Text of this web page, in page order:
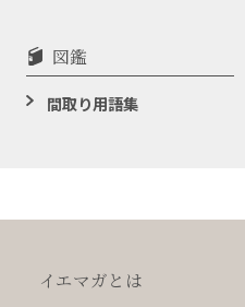
図鑑
間取り用語集
イエマガとは